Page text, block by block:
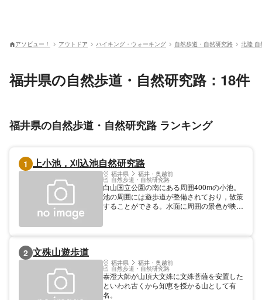
アソビュー！ アウトドア ハイキング・ウォーキング 自然歩道・自然研究路 北陸 自
福井県の自然歩道・自然研究路：18件
福井県の自然歩道・自然研究路 ランキング
1 上小池，刈込池自然研究路
福井県 福井・奥越前
自然歩道・自然研究路
白山国立公園の南にある周囲400mの小池。
池の周囲には遊歩道が整備されており，散策
することができる。水面に周囲の景色が映
2 文殊山遊歩道
福井県 福井・奥越前
自然歩道・自然研究路
泰澄大師が山頂大文殊に文殊菩薩を安置した
といわれ古くから知恵を授かる山として有
名。